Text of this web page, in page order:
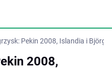
Pekin 2008, Islandia i
2008,